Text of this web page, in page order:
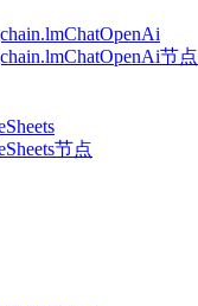
节点
节点